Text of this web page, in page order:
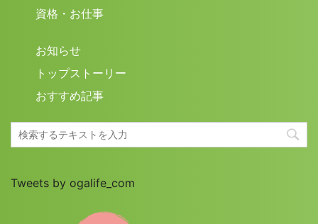
資格・お仕事
お知らせ
トップストーリー
おすすめ記事
Tweets by ogalife_com